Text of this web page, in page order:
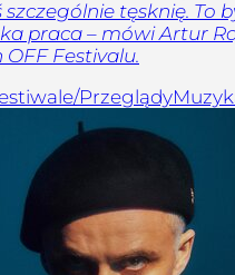
tęsknię. To
praca – mówi Artur
Festivalu.
Przeglądy